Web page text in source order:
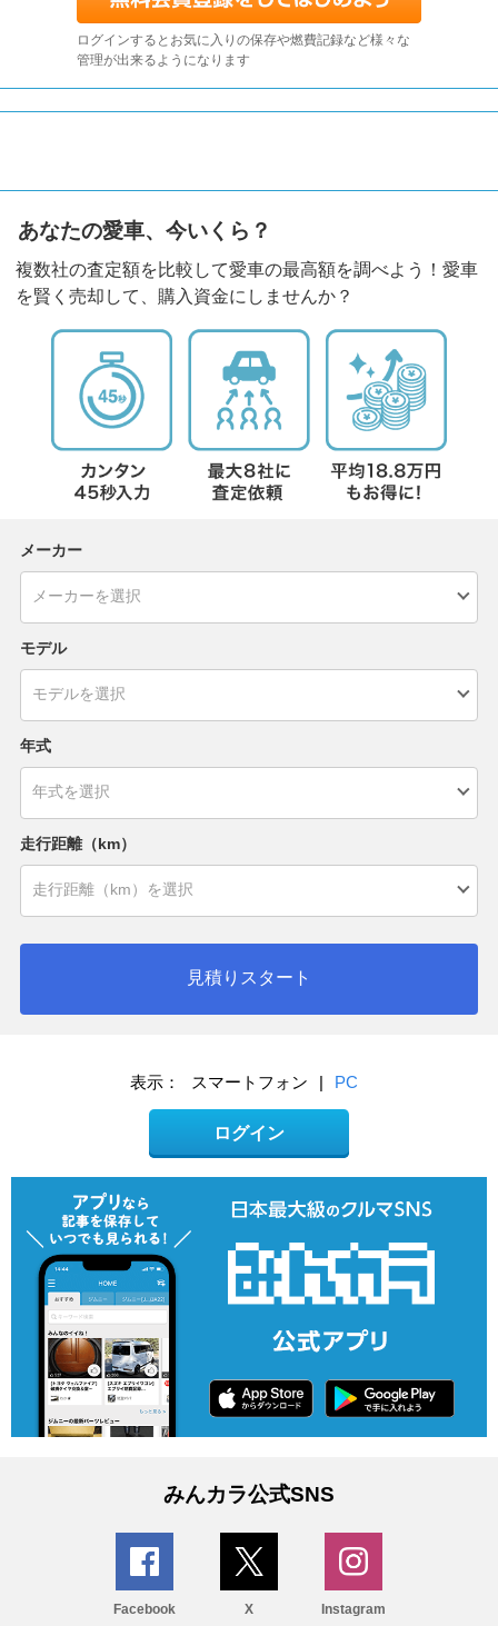
ログインするとお気に入りの保存や燃費記録など様々な
管理が出来るようになります
あなたの愛車、今いくら？
複数社の査定額を比較して愛車の最高額を調べよう！愛車
を賢く売却して、購入資金にしませんか？
メーカー
モデル
年式
走行距離（km）
見積りスタート
表示： スマートフォン | PC
ログイン
みんカラ公式SNS
Facebook X Instagram